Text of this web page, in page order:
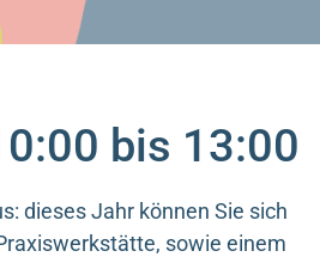
bis 13:00
dieses Jahr können Sie sich
sowie einem